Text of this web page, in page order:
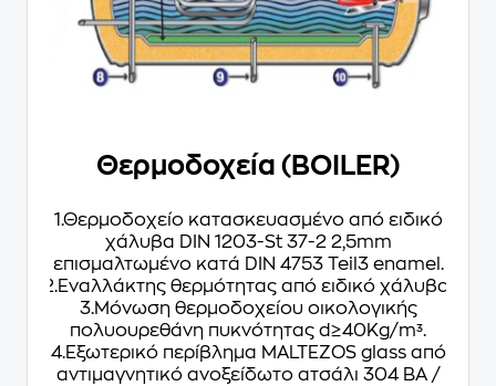
Θερμοδοχεία (BOILER)
1.Θερμοδοχείο κατασκευασμένο από ειδικό
χάλυβα DIN 1203-St 37-2 2,5mm
επισμαλτωμένο κατά DIN 4753 Teil3 enamel.
2.Εναλλάκτης θερμότητας από ειδικό χάλυβα.
3.Μόνωση θερμοδοχείου οικολογικής
πολυουρεθάνη πυκνότητας d≥40Kg/m³.
4.Eξωτερικό περίβλημα MALTEZOS glass από
αντιμαγνητικό ανοξείδωτο ατσάλι 304 ΒΑ /